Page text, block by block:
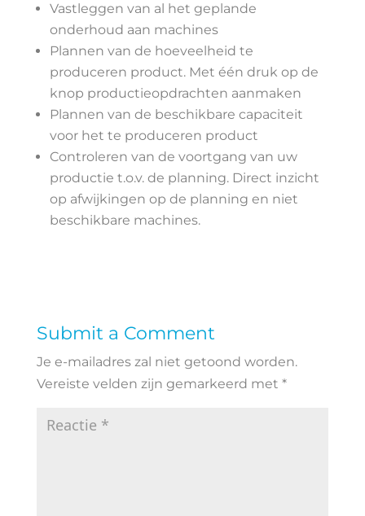
Vastleggen van al het geplande
onderhoud aan machines
Plannen van de hoeveelheid te
produceren product. Met één druk op de
knop productieopdrachten aanmaken
Plannen van de beschikbare capaciteit
voor het te produceren product
Controleren van de voortgang van uw
productie t.o.v. de planning. Direct inzicht
op afwijkingen op de planning en niet
beschikbare machines.
Submit a Comment
Je e-mailadres zal niet getoond worden.
Vereiste velden zijn gemarkeerd met *